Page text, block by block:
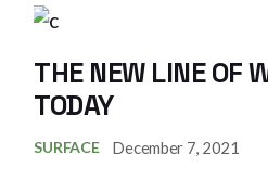
THE NEW LINE OF
TODAY
SURFACE December 7, 2021